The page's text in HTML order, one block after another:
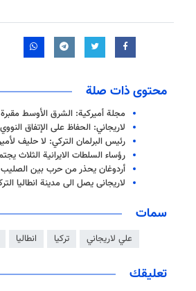
محتوى ذات صلة
مجلة أميركية: الشرق الأوسط
لاريجاني: الحفاظ على الإتفاق
رئيس البرلمان التركي: لا حليف
رؤساء السلطات الايرانية الثلاث
أردوغان يحذر من حرب بين الصليب
لاریجانی یصل الى مدینة انطالیا
سمات
علي لاريجاني تركيا انطاليا
تعليقك